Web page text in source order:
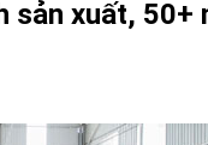
sản xuất, 50+